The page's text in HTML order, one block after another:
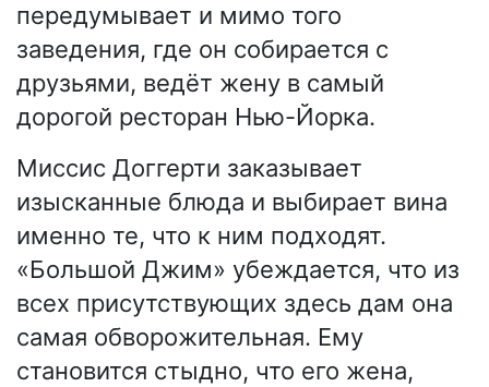
передумывает и мимо того
заведения, где он собирается с
друзьями, ведёт жену в самый
дорогой ресторан Нью-Йорка.
Миссис Доггерти заказывает
изысканные блюда и выбирает вина
именно те, что к ним подходят.
«Большой Джим» убеждается, что из
всех присутствующих здесь дам она
самая обворожительная. Ему
становится стыдно, что его жена,